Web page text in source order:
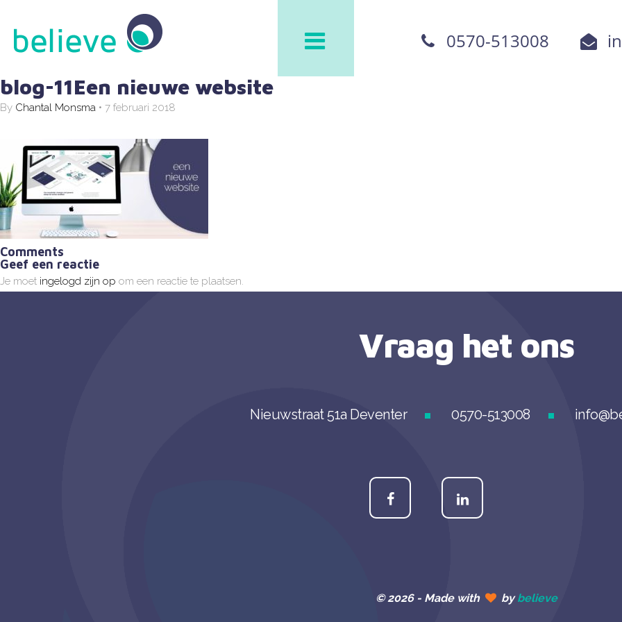
believe 0570-513008
blog-11Een nieuwe website
By Chantal Monsma • 7 februari 2018
Comments
Geef een reactie
Je moet ingelogd zijn op om een reactie te plaatsen.
Vraag het ons
Nieuwstraat 51a Deventer 0570-513008
© 2026 - Made with bybelieve